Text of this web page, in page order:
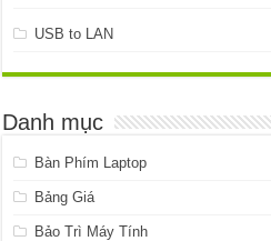
USB to LAN
Danh mục
Bàn Phím Laptop
Bảng Giá
Bảo Trì Máy Tính